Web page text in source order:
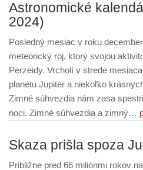
Astronomické
2024)
Posledný mesiac v roku
meteorický roj, ktorý svojou
Perzeidy. Vrcholí v strede
planétu Jupiter a niekoľko
Zimné súhvezdia nám zasa
noci. Zimné súhvezdia a zimný…
Skaza prišla spoza
Približne pred 66 miliónmi rokov